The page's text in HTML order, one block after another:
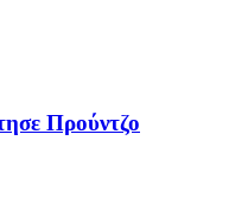
Προύντζο